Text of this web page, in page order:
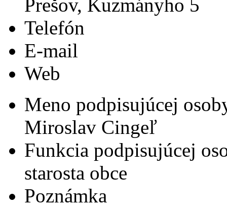
Prešov, Kuzmányho 5
Telefón
E-mail
Web
Meno podpisujúcej
Miroslav Cingeľ
Funkcia podpisujúcej
starosta obce
Poznámka